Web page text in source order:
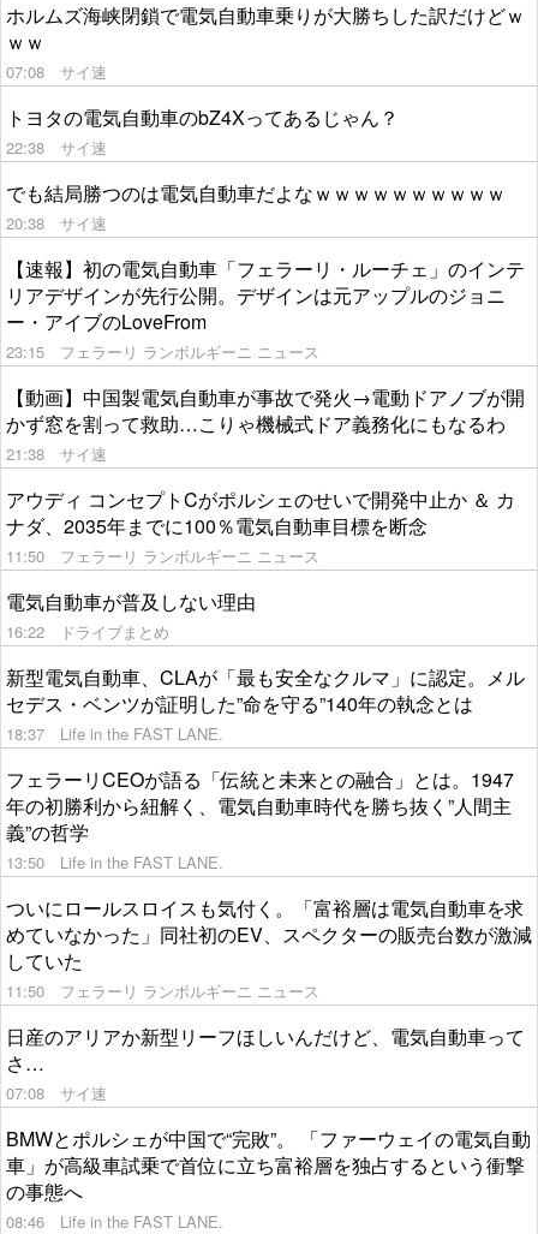
ホルムズ海峡閉鎖で電気自動車乗りが大勝ちした訳だけどｗ
ｗｗ
07:08 サイ速
トヨタの電気自動車のbZ4Xってあるじゃん？
22:38 サイ速
でも結局勝つのは電気自動車だよなｗｗｗｗｗｗｗｗｗｗ
20:38 サイ速
【速報】初の電気自動車「フェラーリ・ルーチェ」のインテ
リアデザインが先行公開。デザインは元アップルのジョニ
ー・アイブのLoveFrom
23:15 フェラーリ ランボルギーニ ニュース
【動画】中国製電気自動車が事故で発火→電動ドアノブが開
かず窓を割って救助…こりゃ機械式ドア義務化にもなるわ
21:38 サイ速
アウディ コンセプトCがポルシェのせいで開発中止か ＆ カ
ナダ、2035年までに100％電気自動車目標を断念
11:50 フェラーリ ランボルギーニ ニュース
電気自動車が普及しない理由
16:22 ドライブまとめ
新型電気自動車、CLAが「最も安全なクルマ」に認定。メル
セデス・ベンツが証明した”命を守る”140年の執念とは
18:37 Life in the FAST LANE.
フェラーリCEOが語る「伝統と未来との融合」とは。1947
年の初勝利から紐解く、電気自動車時代を勝ち抜く”人間主
義”の哲学
13:50 Life in the FAST LANE.
ついにロールスロイスも気付く。「富裕層は電気自動車を求
めていなかった」同社初のEV、スペクターの販売台数が激減
していた
11:50 フェラーリ ランボルギーニ ニュース
日産のアリアか新型リーフほしいんだけど、電気自動車って
さ…
07:08 サイ速
BMWとポルシェが中国で“完敗”。 「ファーウェイの電気自動
車」が高級車試乗で首位に立ち富裕層を独占するという衝撃
の事態へ
08:46 Life in the FAST LANE.